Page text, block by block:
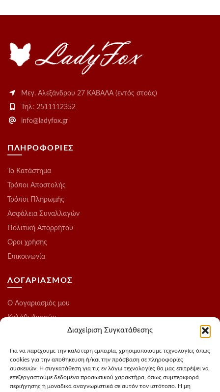
Διαχείριση Συγκατάθεσης
Για να παρέχουμε την καλύτερη εμπειρία, χρησιμοποιούμε τεχνολογίες όπως
cookies για την αποθήκευση ή/και την πρόσβαση σε πληροφορίες
συσκευών. Η συγκατάθεση για τις εν λόγω τεχνολογίες θα μας επιτρέψει να
επεξεργαστούμε δεδομένα προσωπικού χαρακτήρα, όπως συμπεριφορά
περιήγησης ή μοναδικά αναγνωριστικά σε αυτόν τον ιστότοπο. Η μη
Μεγ. Αλεξάνδρου 27 ΚΑΒΑΛΑ (εντός στοάς)
Τηλ: 2511112352
info@ladyfox.gr
ΠΛΗΡΟΦΟΡΙΕΣ
Το Kατάστημα
Τρόποι Αποστολής
Τρόποι Πληρωμής
Ασφάλεια Συναλλαγών
Πολιτική Απορρήτου
Οροι χρήσης
Επικοινωνία
ΛΟΓΑΡΙΑΣΜΟΣ
O Λογαριασμός μου
Καλάθι Αγορών
Ολοκλήρωση Παραγγελίας
Blog
ΑΚΟΛΟΥΘΗΣΤΕ ΜΑΣ